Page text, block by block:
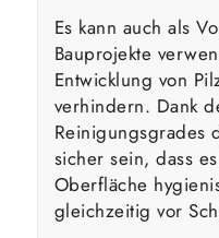
Es kann auch als
Bauprojekte
Entwicklung von
verhindern. Dank
Reinigungsgrades
sicher sein, dass
Oberfläche
gleichzeitig vor